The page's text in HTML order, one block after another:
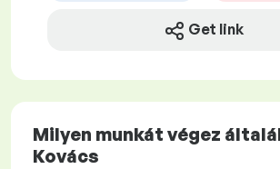
Get link
Milyen munkát végez
Kovács